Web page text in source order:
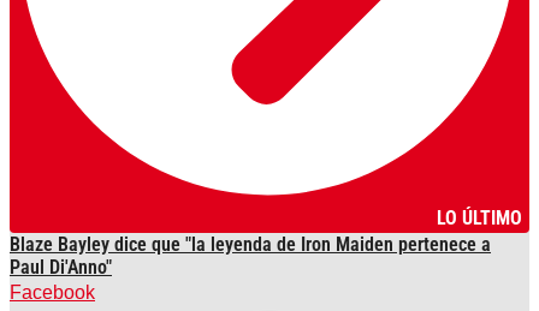
LO ÚLTIMO
Blaze Bayley dice que "la leyenda de Iron Maiden pertenece a
Paul Di'Anno"
Facebook